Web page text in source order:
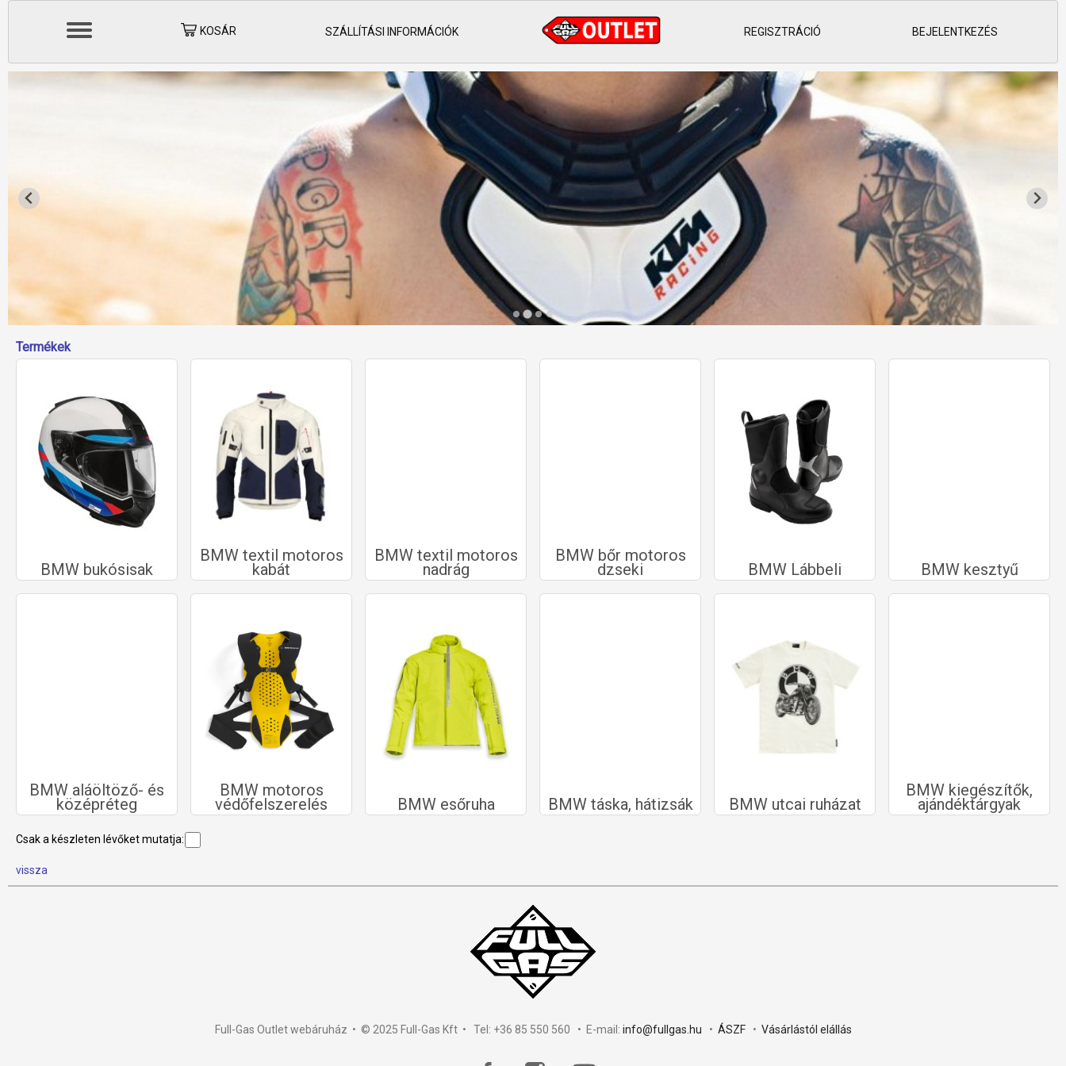
KOSÁR SZÁLLÍTÁSI INFORMÁCIÓK REGISZTRÁCIÓ BEJELENTKEZÉS
Termékek
BMW bukósisak
BMW textil motoros
kabát
BMW textil motoros
nadrág
BMW bőr motoros
dzseki BMW Lábbeli BMW kesztyű
BMW aláöltöző- és
középréteg
BMW motoros
védőfelszerelés BMW esőruha BMW táska, hátizsák BMW utcai ruházat
BMW kiegészítők,
ajándéktárgyak
Csak a készleten lévőket mutatja:
vissza
Full-Gas Outlet webáruház • © 2025 Full-Gas Kft • Tel: +36 85 550 560 • E-mail: info@fullgas.hu • ÁSZF• Vásárlástól elállás